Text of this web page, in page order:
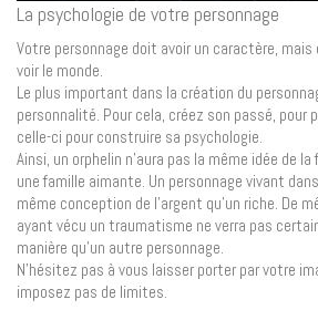
La psychologie de votre personnage
Votre personnage doit avoir un caractère,
voir le monde.
Le plus important dans la création du
personnalité. Pour cela, créez son passé, pour
celle-ci pour construire sa psychologie.
Ainsi, un orphelin n’aura pas la même idée de
une famille aimante. Un personnage vivant
même conception de l’argent qu’un riche. De
ayant vécu un traumatisme ne verra pas
manière qu’un autre personnage.
N’hésitez pas à vous laisser porter par votre
imposez pas de limites.